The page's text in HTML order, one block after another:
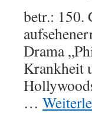
betr.: 150.
Drama
Krankheit
…